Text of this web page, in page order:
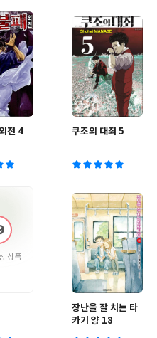
전 4 쿠조의 대죄 5
상품
장난을 잘 치는 타
카기 양 18